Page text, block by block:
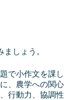
しょう。
で小作文を課し
、農学への関心
行動力、協調性